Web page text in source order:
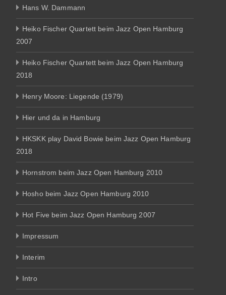
Hans W. Dammann
Heiko Fischer Quartett beim Jazz Open Hamburg
2007
Heiko Fischer Quartett beim Jazz Open Hamburg
2018
Henry Moore: Liegende (1979)
Hier und da in Hamburg
HKSKK play David Bowie beim Jazz Open Hamburg
2018
Hornstrom beim Jazz Open Hamburg 2010
Hosho beim Jazz Open Hamburg 2010
Hot Five beim Jazz Open Hamburg 2007
Impressum
Interim
Intro